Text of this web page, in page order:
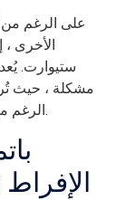
على الرغم من
الأخرى ،
ستيوارت.
مشكلة ، حيث
الرغم من أن بعضهم أكثر إثارة للاهتمام من هال وجون.